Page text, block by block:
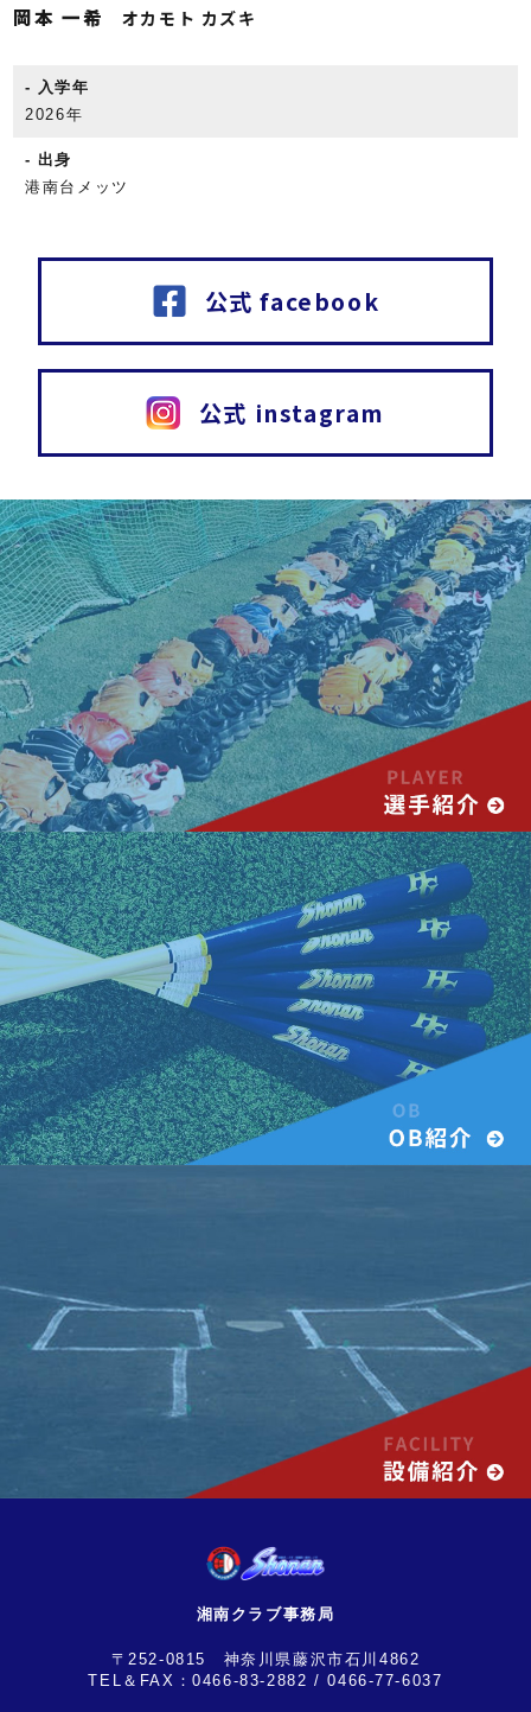
岡本 一希 オカモト カズキ
入学年
2026年
出身
港南台メッツ
公式 facebook
公式 instagram
湘南クラブ事務局
〒252-0815 神奈川県藤沢市石川4862
TEL＆FAX：0466-83-2882 / 0466-77-6037